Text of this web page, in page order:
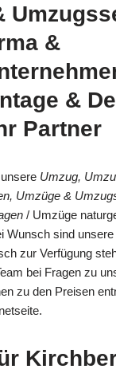
&
&
Partner
Umzug,
Umzüge &
/ Umzüge
Wunsch sind
zur Verfügung
bei Fragen zu
zu den Preisen